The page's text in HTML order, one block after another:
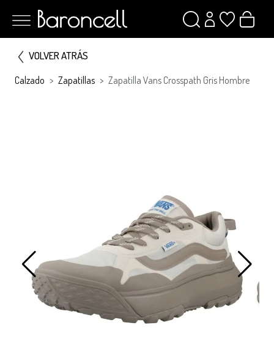
VOLVER ATRÁS
Calzado Zapatillas Zapatilla Vans Crosspath Gris Hombre